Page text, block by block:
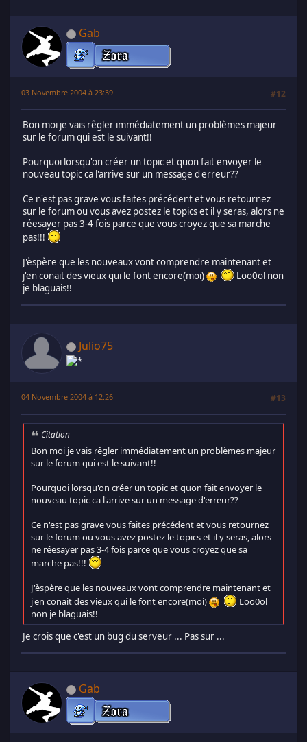
Gab
03 Novembre 2004 à 23:39 #12
Bon moi je vais rêgler immédiatement un problèmes majeur
sur le forum qui est le suivant!!
Pourquoi lorsqu'on créer un topic et quon fait envoyer le
nouveau topic ca l'arrive sur un message d'erreur??
Ce n'est pas grave vous faites précédent et vous retournez
sur le forum ou vous avez postez le topics et il y seras, alors ne
réesayer pas 3-4 fois parce que vous croyez que sa marche
pas!!!
J'èspère que les nouveaux vont comprendre maintenant et
j'en conait des vieux qui le font encore(moi)
Loo0ol non
je blaguais!!
Julio75
04 Novembre 2004 à 12:26 #13
Citation
Bon moi je vais rêgler immédiatement un problèmes majeur
sur le forum qui est le suivant!!
Pourquoi lorsqu'on créer un topic et quon fait envoyer le
nouveau topic ca l'arrive sur un message d'erreur??
Ce n'est pas grave vous faites précédent et vous retournez
sur le forum ou vous avez postez le topics et il y seras, alors
ne réesayer pas 3-4 fois parce que vous croyez que sa
marche pas!!!
J'èspère que les nouveaux vont comprendre maintenant et
j'en conait des vieux qui le font encore(moi)
Loo0ol
non je blaguais!!
Je crois que c'est un bug du serveur ... Pas sur ...
Gab